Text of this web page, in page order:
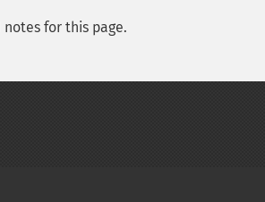
for this page.